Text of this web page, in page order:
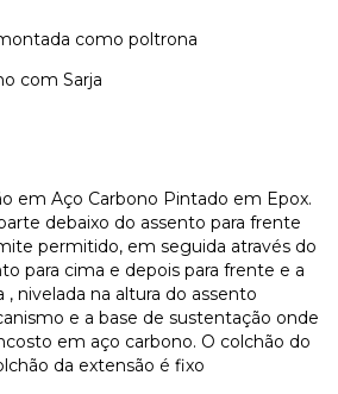
como poltrona
com Sarja
em Aço Carbono Pintado em Epox.
debaixo do assento para frente
permitido, em seguida através do
para cima e depois para frente e a
nivelada na altura do assento
e a base de sustentação onde
em aço carbono. O colchão do
da extensão é fixo